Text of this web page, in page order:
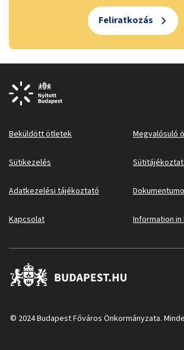
Feliratkozás
Beküldött ötletek Megvalósuló
Sütikezelés
Adatkezelési tájékoztató
Kapcsolat Information in
© 2024 Budapest Főváros Önkormányzata.